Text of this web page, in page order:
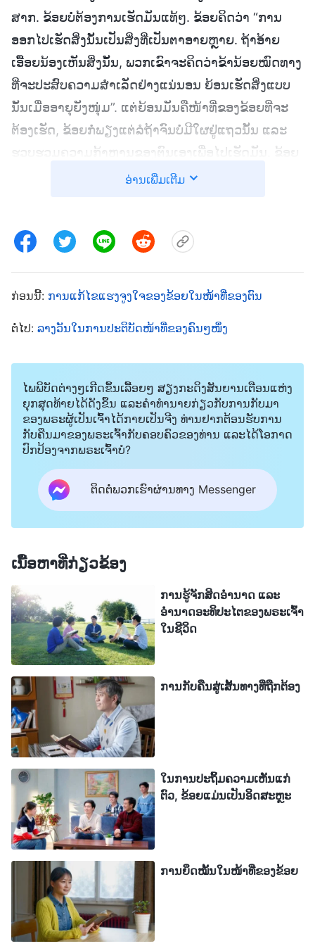
ສາກ. ຂ້ອຍບໍ່ຕ້ອງການເຮັດມັນແທ້ໆ. ຂ້ອຍຄິດວ່າ “ການ
ອອກໄປເຮັດສິ່ງນັ້ນເປັນສິ່ງທີ່ເປັນຕາອາຍຫຼາຍ. ຖ້າອ້າຍ
ເອື້ອຍນ້ອງເຫັນສິ່ງນັ້ນ, ພວກເຂົາຈະຄິດວ່າຂ້ານ້ອຍໝົດທາງ
ທີ່ຈະປະສົບຄວາມສຳເລັດຢ່າງແນ່ນອນ ຍ້ອນເຮັດສິ່ງແບບ
ນັ້ນເມື່ອອາຍຸຍັງໜຸ່ມ”. ແຕ່ຍ້ອນມັນຄືໜ້າທີ່ຂອງຂ້ອຍທີ່ຈະ
ຕ້ອງເຮັດ, ຂ້ອຍກໍ່ພຽງແຕ່ລໍຖ້າຈົນບໍ່ມີໃຜຢູ່ແຖວນັ້ນ ແລະ
ຮວບຮວມຄວາມກ້າຫານຂອງຕົນເອງເພື່ອໄປເຮັດມັນ. ຂ້ອຍ
ເຫັນອ້າຍຄົນໜຶ່ງກຳລັງຍ່າງມາ ໃນຂະນະທີ່ຂ້ອຍກຳລັງເກັບ
ຫົວຈົນຮອດຕີນ. ຂ້ອຍຮູ້ສຶກໝົດຫວັງ ແລະ ບໍ່ພໍໃຈໃນທັນທີ
ແລະ ສະອາດ, ໃນຂະນະທີ່ຂ້ອຍພຽງແຕ່ສາມາດເຮັດໜ້າທີ່
ກັນແທ້ໆ! ຊ່າງເປັນຕາອັບອາຍແທ້ໆ! ຂ້ອຍກຳລັງຈະກັບໄປ
ຫຼັງຈາກທີ່ກັບມາ ຂ້ອຍກໍ່ຮູ້ສຶກເຖິງການຕໍ່ສູ້ກັນພາຍໃນແທ້ໆ
ໂດຍສົງໄສວ່າຂ້ອຍຄວນເວົ້າບາງສິ່ງກັບຜູ້ນໍາ ຫຼື ບໍ່. ຖ້າຂ້ອຍ
ເວົ້າຂຶ້ນ ແລະ ເວົ້າວ່າຂ້ອຍບໍ່ຕ້ອງການເຮັດໜ້າທີ່ນັ້ນ, ນັ້ນກໍ່
ຈະເປັນການຍ່າງອອກຈາກໜ້າທີ່ຂອງຂ້ອຍ. ໃນຄວາມຄິດນີ້,
ຂ້ອຍໄດ້ຂົ່ມຄວາມຮູ້ສຶກຂອງຂ້ອຍ ແລະ ບໍ່ໄດ້ເວົ້າຫຍັງ. ບໍ່
ດົນຫຼັງຈາກນັ້ນ, ຜູ້ນຳກໍ່ຈັດແຈງໃຫ້ເຈົ້າໜ້າທີ່ຄວບຄຸມເວທີ
ແລະ ນັກສະແດງເຂົ້າຮ່ວມການເຕົ້າໂຮມນໍາກັນ. ຂ້ອຍບໍ່ມີ
ຄວາມສຸກກ່ຽວກັບສິ່ງນັ້ນເລີຍ. ພວກເຂົາສາມາດສ້າງຊື່ສຽງ
ໃຫ້ກັບຕົນເອງ ແລະ ເພິ່ງພໍໃຈໃນແສງໄຟ ໃນຂະນະທີ່ຂ້ອຍ
ເຮັດວຽກທີ່ຕໍ່າຕ້ອຍ. ພວກເຮົາບໍ່ໄດ້ຢູ່ໃນລະດັບດຽວກັນແທ້
ໆ. ການເຕົ້າໂຮມກັນຈະບໍ່ພຽງແຕ່ເນັ້ນຢໍ້າຄວາມດ້ອຍຂອງ
ຂ້ອຍບໍ? ທຸກຄົນມີສ່ວນຮ່ວມຢ່າງຫ້າວຫັນໃນການໂອ້ລົມໃນ
ການເຕົ້າໂຮມ, ແຕ່ຂ້ອຍບໍ່ຕ້ອງການແບ່ງປັນຫຍັງເລີຍ. ໃນ
ການເຕົ້າໂຮມກັບນັກສະແດງ, ຂ້ອຍຮູ້ສຶກຄືກັບວ່າຂ້ອຍພຽງ
ແຕ່ເຮັດໜ້າທີ່ເພື່ອໃຫ້ພວກເຂົາດູດີຂຶ້ນ. ມັນຜິດຫວັງ. ເມື່ອ
ເວລາຜ່ານໄປ, ຄວາມມືດມົວໃນຈິດວິນຍານຂອງຂ້ອຍກໍ່ເຕີບ
ໃຫຍ່ຂຶ້ນ ແລະ ຂ້ອຍເຖິງກັບບໍ່ຕ້ອງການໄປການເຕົ້າໂຮມອີກ
ຕໍ່ໄປ. ຂ້ອຍມັກນຶກເຖິງເວລາທີ່ເຮັດໜ້າທີ່ການດັດແກ້
ເອກະສານຢູ່ເລື້ອຍໆ, ເມື່ອຂ້ອຍໄດ້ຮັບການທັກທາຍຢ່າງ
ກະຕືລືລົ້ນຈາກອ້າຍເອື້ອຍນ້ອງ ແລະ ຜູ້ນໍາເຫັນຄ່າ. ນັບ
ຕັ້ງແຕ່ຂ້ອຍຖືກປົດອອກຈາກໜ້າທີ່ນັ້ນ, ຂ້ອຍພຽງແຕ່ເຮັດ
ໜ້າທີ່ໆທຳມະດາ ແລະ ບໍ່ມີຜູ້ໃດເຄົາລົບຂ້ອຍອີກຕໍ່ໄປ. ຂ້ອຍ
ຮູ້ສຶກຜິດຫວັງ ແລະ ເປັນທຸກ, ຮູ້ສຶກຕ້ອຍຕໍ່າລົງເລື້ອຍໆ ແລະ
ອ່ານເພີ່ມເຕີມ
ກ່ອນນີ້: ການແກ້ໄຂແຮງຈູງໃຈຂອງຂ້ອຍໃນໜ້າທີ່ຂອງຕົນ
ຕໍ່ໄປ: ລາງວັນໃນການປະຕິບັດໜ້າທີ່ຂອງຄົນໆໜຶ່ງ
ໄພພິບັດຕ່າງໆເກີດຂຶ້ນເລື້ອຍໆ ສຽງກະດິງສັນຍານເຕືອນແຫ່ງ
ຍຸກສຸດທ້າຍໄດ້ດັງຂຶ້ນ ແລະຄໍາທໍານາຍກ່ຽວກັບການກັບມາ
ຂອງພຣະຜູ້ເປັນເຈົ້າໄດ້ກາຍເປັນຈີງ ທ່ານຢາກຕ້ອນຮັບການ
ກັບຄືນມາຂອງພຣະເຈົ້າກັບຄອບຄົວຂອງທ່ານ ແລະໄດ້ໂອກາດ
ປົກປ້ອງຈາກພຣະເຈົ້າບໍ?
ຕິດຕໍ່ພວກເຮົາຜ່ານທາງ Messenger
ເນື້ອຫາທີ່ກ່ຽວຂ້ອງ
ການຮູ້ຈັກສິດອຳນາດ ແລະ
ອຳນາດອະທິປະໄຕຂອງພຣະເຈົ້າ
ໃນຊີວິດ
ການກັບຄືນສູ່ເສັ້ນທາງທີ່ຖືກຕ້ອງ
ໃນການປະຖິ້ມຄວາມເຫັນແກ່
ຕົວ, ຂ້ອຍແມ່ນເປັນອິດສະຫຼະ
ການຍຶດໝັ້ນໃນໜ້າທີ່ຂອງຂ້ອຍ